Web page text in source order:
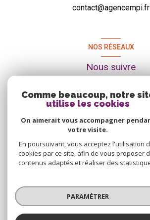
contact@agencempi.fr
NOS RÉSEAUX
Nous suivre
© 2026 | Tous droits
Nos honoraires
Nos partenaires
Comme beaucoup, notre
utilise les cookies
On aimerait vous accompagner
votre visite.
En poursuivant, vous acceptez l'utilisation
cookies par ce site, afin de vous proposer
contenus adaptés et réaliser des
PARAMÉTRER